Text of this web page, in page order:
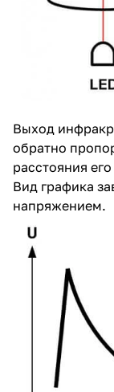
Выход
обратно
расстояния
Вид графика
напряжением.